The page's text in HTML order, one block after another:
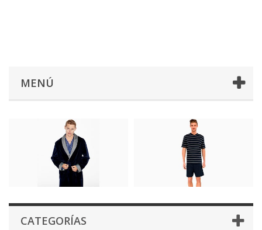
MENÚ
CATEGORÍAS